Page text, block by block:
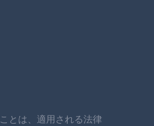
とは、適用される法律